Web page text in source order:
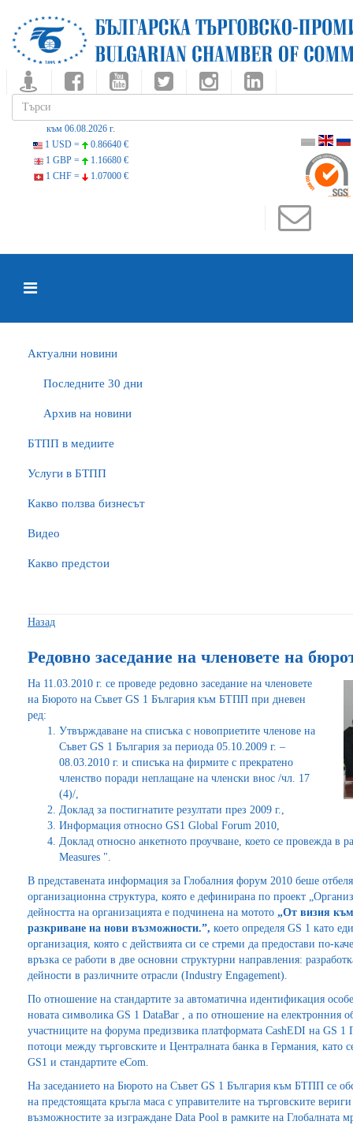
към 06.08.2026 г.
1 USD =
0.86640 €
1 GBP =
1.16680 €
1 CHF =
1.07000 €
Актуални новини
Последните 30 дни
Архив на новини
БTПП в медиите
Услуги в БТПП
Какво ползва бизнесът
Видео
Какво предстои
Назад
Редовно заседание на членовете на
На 11.03.2010 г. се проведе редовно заседание на членовете
на Бюрото на Съвет GS 1 България към БТПП при дневен
ред:
Утвърждаване на списъка с новоприетите членове на
Съвет GS 1 България за периода 05.10.2009 г. –
08.03.2010 г. и списъка на фирмите с прекратено
членство поради неплащане на членски внос /чл. 17
(4)/,
Доклад за постигнатите резултати през 2009 г.,
Информация относно GS1 Global Forum 2010,
Доклад относно анкетното проучване, което се провежда в
Measures ".
В представената информация за Глобалния форум 2010 беше
организационна структура, която е дефинирана по проект
дейността на организацията е подчинена на мотото „От визия към
разкриване на нови възможности.”, което определя GS 1 като
организация, която с действията си се стреми да предостави по-
връзка се работи в две основни структурни направления:
дейности в различните отрасли (Industry Engagement).
По отношение на стандартите за автоматична идентификация
новата символика GS 1 DataBar , а по отношение на електронния
участниците на форума предизвика платформата CashEDI на GS 1
потоци между търговските и Централната банка в Германия, като
GS1 и стандартите eCom.
На заседанието на Бюрото на Съвет GS 1 България към БТПП се
на предстоящата кръгла маса с управителите на търговските
възможностите за изграждане Data Pool в рамките на Глобалната